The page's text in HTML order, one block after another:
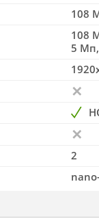
108
108
5
2